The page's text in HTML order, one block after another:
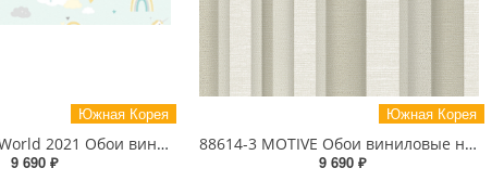
Южная Корея
5148-1 Dream World 2021 Обои виниловые на бумажной основе 1.06*15.6
9 690 ₽
Южная Корея
88614-3 MOTIVE Обои виниловые на бумажной основе 1.06*15.6
9 690 ₽